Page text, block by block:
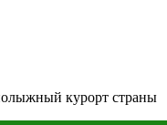
курорт страны